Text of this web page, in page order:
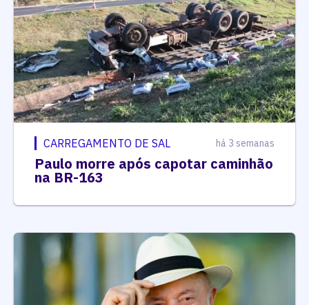
CARREGAMENTO DE SAL há 3 semanas
Paulo morre após capotar caminhão
na BR-163